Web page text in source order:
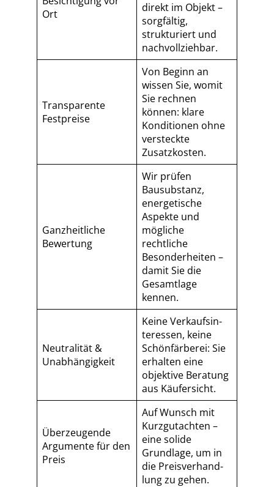
Ort
direkt im Objekt –
sorgfältig,
strukturiert und
nachvollziehbar.
Transparente
Festpreise
Von Beginn an
wissen Sie, womit
Sie rechnen
können: klare
Konditionen ohne
versteckte
Zusatzkosten.
Ganzheitliche
Bewertung
Wir prüfen
Bausubstanz,
energetische
Aspekte und
mögliche
rechtliche
Besonderheiten –
damit Sie die
Gesamtlage
kennen.
Neutralität &
Unabhängigkeit
Keine Ver­kaufs­in­
ter­es­sen, keine
Schönfärberei: Sie
erhalten eine
objektive Beratung
aus Käufersicht.
Überzeugende
Argumente für den
Preis
Auf Wunsch mit
Kurzgutachten –
eine solide
Grundlage, um in
die Preis­ver­hand­
lung zu gehen.